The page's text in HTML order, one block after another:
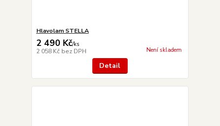
Hlavolam STELLA
2 490 Kč/ks
2 058 Kč bez DPH Není skladem
Detail